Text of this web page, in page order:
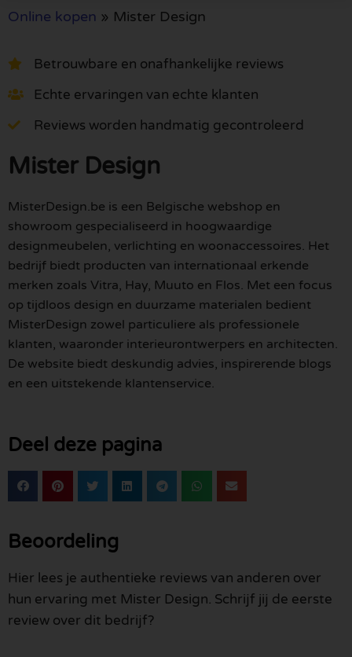
Online kopen » Mister Design
Betrouwbare en onafhankelijke reviews
Echte ervaringen van echte klanten
Reviews worden handmatig gecontroleerd
Mister Design
MisterDesign.be is een Belgische webshop en
showroom gespecialiseerd in hoogwaardige
designmeubelen, verlichting en woonaccessoires. Het
bedrijf biedt producten van internationaal erkende
merken zoals Vitra, Hay, Muuto en Flos. Met een focus
op tijdloos design en duurzame materialen bedient
MisterDesign zowel particuliere als professionele
klanten, waaronder interieurontwerpers en architecten.
De website biedt deskundig advies, inspirerende blogs
en een uitstekende klantenservice.
Deel deze pagina
Beoordeling
Hier lees je authentieke reviews van anderen over
hun ervaring met Mister Design. Schrijf jij de eerste
review over dit bedrijf?